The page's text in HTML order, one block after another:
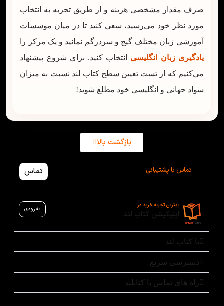
صرف مقدار مشخصی هزینه و از طریق تجربه به انتخاب
مورد نظر خود می‌رسید، سعی کنید تا در میان موسسات
آموزشی زبان مختلف گیج و سردرگم نمانید و یک مرکز را
یادگیری زبان
انگلیسی انتخاب کنید. برای شروع پیشنهاد
می‌کنیم که از تست تعیین سطح کتاب لند نسبت به میزان
سواد جهانی و انگلیسی خود مطلع شوید!
بازگشت بالا
تماس با پشتیبانی تماس
بهترین تجربه خرید در
اپلیکیشن کتاب لند به زودی
با کتاب لند
دسترسی سریع
راه های تماس با کتابلند